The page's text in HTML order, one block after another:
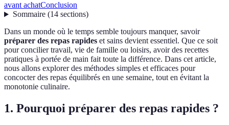
avant achatConclusion
Sommaire(14 sections)
Dans un monde où le temps semble toujours manquer, savoir
préparer des repas rapides et sains devient essentiel. Que ce soit
pour concilier travail, vie de famille ou loisirs, avoir des recettes
pratiques à portée de main fait toute la différence. Dans cet article,
nous allons explorer des méthodes simples et efficaces pour
concocter des repas équilibrés en une semaine, tout en évitant la
monotonie culinaire.
1. Pourquoi préparer des repas rapides ?